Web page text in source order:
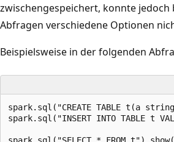
zwischengespeichert, konnte jedoch
Abfragen verschiedene Optionen
Beispielsweise in der folgenden
spark.sql("CREATE TABLE t(a
spark.sql("INSERT INTO TABLE t
spark.sql("SELECT * FROM